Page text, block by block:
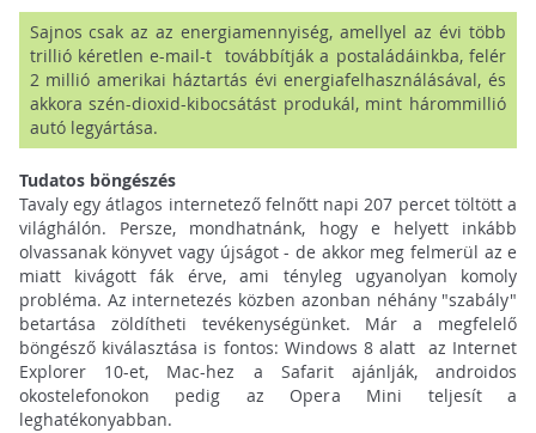
Sajnos csak az az energiamennyiség, amellyel az évi több
trillió kéretlen e-mail-t továbbítják a postaládáinkba, felér
2 millió amerikai háztartás évi energiafelhasználásával, és
akkora szén-dioxid-kibocsátást produkál, mint hárommillió
autó legyártása.
Tudatos böngészés
Tavaly egy átlagos internetező felnőtt napi 207 percet töltött a
világhálón. Persze, mondhatnánk, hogy e helyett inkább
olvassanak könyvet vagy újságot - de akkor meg felmerül az e
miatt kivágott fák érve, ami tényleg ugyanolyan komoly
probléma. Az internetezés közben azonban néhány "szabály"
betartása zöldítheti tevékenységünket. Már a megfelelő
böngésző kiválasztása is fontos: Windows 8 alatt az Internet
Explorer 10-et, Mac-hez a Safarit ajánlják, androidos
okostelefonokon pedig az Opera Mini teljesít a
leghatékonyabban.